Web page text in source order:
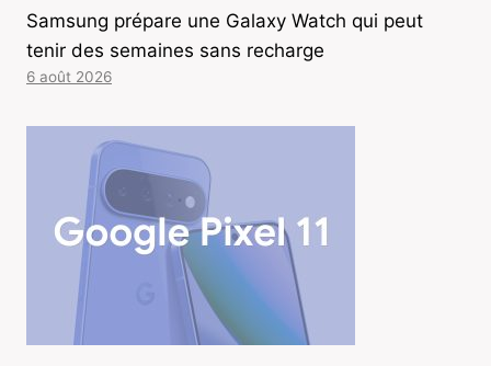
Samsung prépare une Galaxy Watch qui peut
tenir des semaines sans recharge
6 août 2026